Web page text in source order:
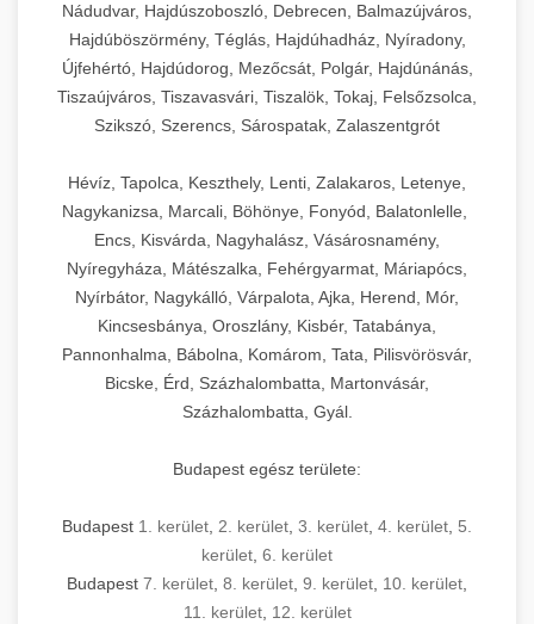
Nádudvar, Hajdúszoboszló, Debrecen, Balmazújváros,
Hajdúböszörmény, Téglás, Hajdúhadház, Nyíradony,
Újfehértó, Hajdúdorog, Mezőcsát, Polgár, Hajdúnánás,
Tiszaújváros, Tiszavasvári, Tiszalök, Tokaj, Felsőzsolca,
Szikszó, Szerencs, Sárospatak, Zalaszentgrót
Hévíz, Tapolca, Keszthely, Lenti, Zalakaros, Letenye,
Nagykanizsa, Marcali, Böhönye, Fonyód, Balatonlelle,
Encs, Kisvárda, Nagyhalász, Vásárosnamény,
Nyíregyháza, Mátészalka, Fehérgyarmat, Máriapócs,
Nyírbátor, Nagykálló, Várpalota, Ajka, Herend, Mór,
Kincsesbánya, Oroszlány, Kisbér, Tatabánya,
Pannonhalma, Bábolna, Komárom, Tata, Pilisvörösvár,
Bicske, Érd, Százhalombatta, Martonvásár,
Százhalombatta, Gyál.
Budapest egész területe:
Budapest 1. kerület, 2. kerület, 3. kerület, 4. kerület, 5.
kerület, 6. kerület
Budapest 7. kerület, 8. kerület, 9. kerület, 10. kerület,
11. kerület, 12. kerület